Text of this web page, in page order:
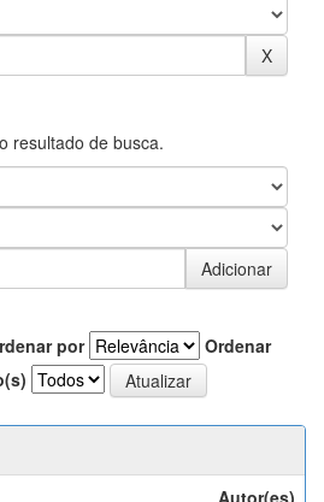
resultado de busca.
por
Ordenar
Autor(es)